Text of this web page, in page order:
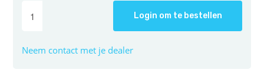
Login om te bestellen
Neem contact met je dealer